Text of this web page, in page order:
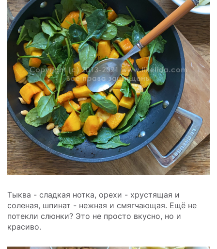
Тыква - сладкая нотка, орехи - хрустящая и
соленая, шпинат - нежная и смягчающая. Ещё не
потекли слюнки? Это не просто вкусно, но и
красиво.